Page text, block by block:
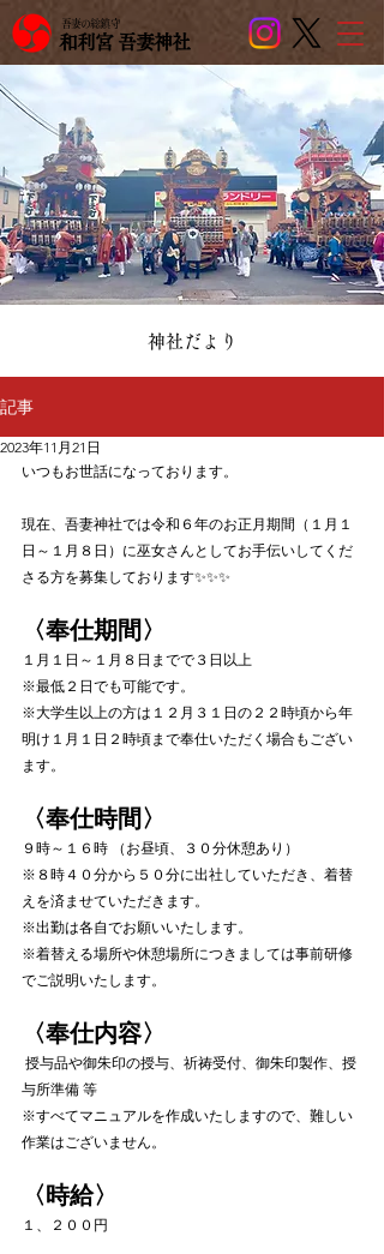
和利宮 吾妻神社
吾妻の総鎮守
​神社だより
記事
2023年11月21日
いつもお世話になっております。
現在、吾妻神社では令和６年のお正月期間（１月１
日～１月８日）に巫女さんとしてお手伝いしてくだ
さる方を募集しております✨✨✨
〈奉仕期間〉
１月１日～１月８日までで３日以上
※最低２日でも可能です。
※大学生以上の方は１２月３１日の２２時頃から年
明け１月１日２時頃まで奉仕いただく場合もござい
ます。
〈奉仕時間〉
９時～１６時 （お昼頃、３０分休憩あり）
※８時４０分から５０分に出社していただき、着替
えを済ませていただきます。
※出勤は各自でお願いいたします。
※着替える場所や休憩場所につきましては事前研修
でご説明いたします。
〈奉仕内容〉
授与品や御朱印の授与、祈祷受付、御朱印製作、授
与所準備 等
※すべてマニュアルを作成いたしますので、難しい
作業はございません。
〈時給〉
１、２００円